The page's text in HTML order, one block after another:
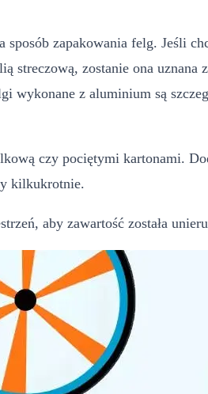
zapakowania felg. Jeśli
zostanie ona uznana
z aluminium są
czy pociętymi kartonami.
kilkukrotnie.
aby zawartość została